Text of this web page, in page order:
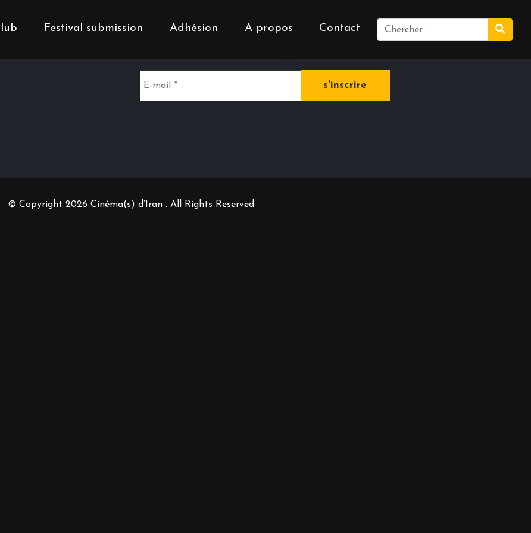
Festival submission Adhésion A propos Contact
Inscrivez-vous à notre newsletter
© Copyright 2026 Cinéma(s) d’Iran . All Rights Reserved